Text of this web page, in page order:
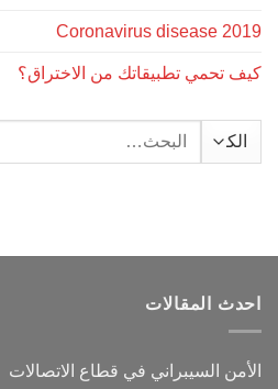
Coronavirus disease 2019
كيف تحمي تطبيقاتك من الاختراق؟
البحث
احدث المقالات
الأمن السيبراني في قطاع الاتصالات